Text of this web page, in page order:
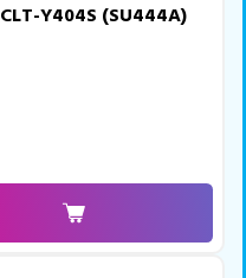
Y404S (SU444A)